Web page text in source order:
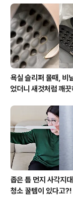
요. 이름도 예쁜 튤립~ 예
많이 갔었는데.... 까마득
예쁘장한 튤립접기 시작
네요 ㅋㅋㅋ 색종이 한장 ..
욕실 슬리퍼 물때, 비
었더니 새것처럼 깨
좁은 틈 먼지 사각지
청소 꿀템이 있다고?!